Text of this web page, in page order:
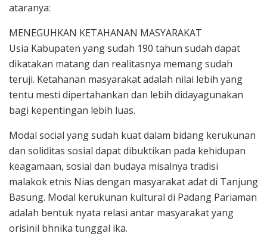
ataranya:
MENEGUHKAN KETAHANAN MASYARAKAT
Usia Kabupaten yang sudah 190 tahun sudah dapat
dikatakan matang dan realitasnya memang sudah
teruji. Ketahanan masyarakat adalah nilai lebih yang
tentu mesti dipertahankan dan lebih didayagunakan
bagi kepentingan lebih luas.
Modal social yang sudah kuat dalam bidang kerukunan
dan soliditas sosial dapat dibuktikan pada kehidupan
keagamaan, sosial dan budaya misalnya tradisi
malakok etnis Nias dengan masyarakat adat di Tanjung
Basung. Modal kerukunan kultural di Padang Pariaman
adalah bentuk nyata relasi antar masyarakat yang
orisinil bhnika tunggal ika.